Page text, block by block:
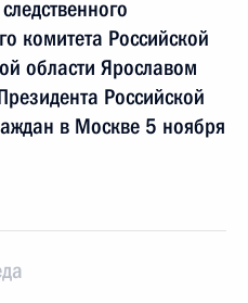
комитета Российской
области Ярославом
Российской
в Москве 5 ноября